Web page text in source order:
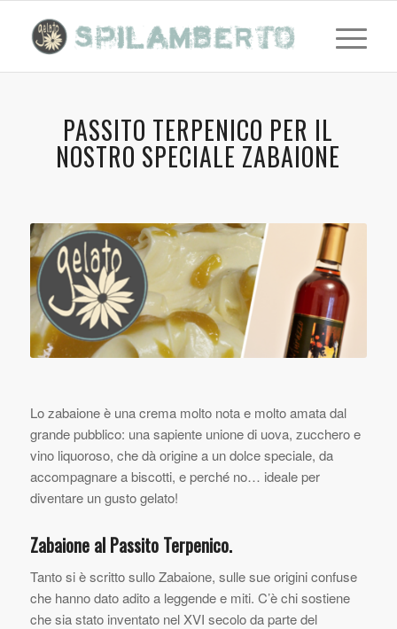
PASSITO TERPENICO PER IL
NOSTRO SPECIALE ZABAIONE
Lo zabaione è una crema molto nota e molto amata dal
grande pubblico: una sapiente unione di uova, zucchero e
vino liquoroso, che dà origine a un dolce speciale, da
accompagnare a biscotti, e perché no… ideale per
diventare un gusto gelato!
Zabaione al Passito Terpenico.
Tanto si è scritto sullo Zabaione, sulle sue origini confuse
che hanno dato adito a leggende e miti. C’è chi sostiene
che sia stato inventato nel XVI secolo da parte del